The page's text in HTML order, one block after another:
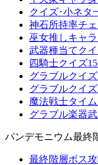
クイズ･小ネタ
神石所持率チ
巫女推しキャラ
武器種当てクイ
四騎士クイズ
グラブルクイ
グラブルクイ
魔法戦士タイ
グラブル楽器
パンデモニウム最終
最終階層ボス